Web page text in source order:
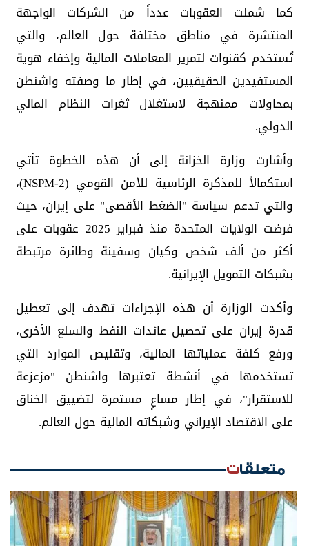
كما شملت العقوبات عدداً من الشركات الواجهة
المنتشرة في مناطق مختلفة حول العالم، والتي
تُستخدم كقنوات لتمرير المعاملات المالية وإخفاء هوية
المستفيدين الحقيقيين، في إطار ما وصفته واشنطن
بمحاولات ممنهجة لاستغلال ثغرات النظام المالي
الدولي.
وأشارت وزارة الخزانة إلى أن هذه الخطوة تأتي
استكمالاً للمذكرة الرئاسية للأمن القومي (NSPM-2)،
والتي تدعم سياسة "الضغط الأقصى" على إيران، حيث
فرضت الولايات المتحدة منذ فبراير 2025 عقوبات على
أكثر من ألف شخص وكيان وسفينة وطائرة مرتبطة
بشبكات التمويل الإيرانية.
وأكدت الوزارة أن هذه الإجراءات تهدف إلى تعطيل
قدرة إيران على تحصيل عائدات النفط والسلع الأخرى،
ورفع كلفة عملياتها المالية، وتقليص الموارد التي
تستخدمها في أنشطة تعتبرها واشنطن "مزعزعة
للاستقرار"، في إطار مساعٍ مستمرة لتضييق الخناق
على الاقتصاد الإيراني وشبكاته المالية حول العالم.
متعلقات